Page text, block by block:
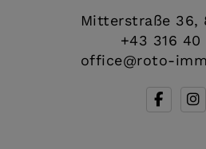
Mitterstraße 36,
+43 316 40
office@roto-